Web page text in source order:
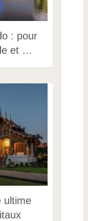
: pour
et …
ultime